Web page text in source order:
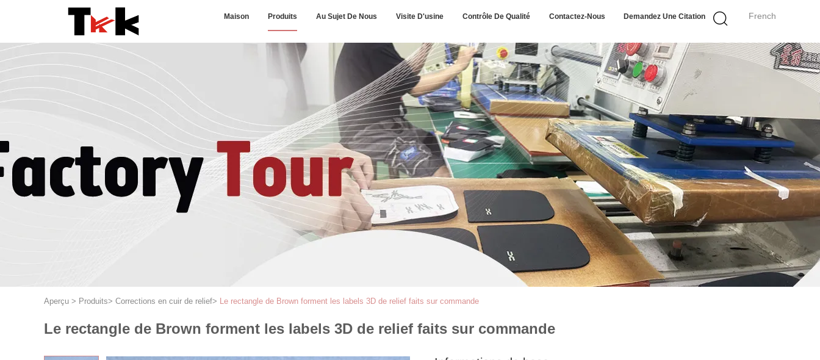
French
Maison Produits Au Sujet De Nous Visite D'usine Contrôle De Qualité Contactez-Nous Demandez Une Citation
Aperçu > Produits> Corrections en cuir de relief> Le rectangle de Brown forment les labels 3D de relief faits sur commande
Le rectangle de Brown forment les labels 3D de relief faits sur commande